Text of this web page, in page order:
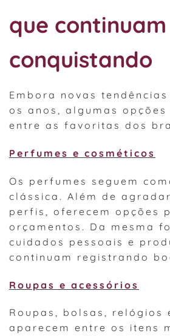
que continuam
conquistando
Embora novas
os anos, algumas opções
entre as favoritas dos
Perfumes e cosméticos
Os perfumes seguem
clássica. Além de
perfis, oferecem opções
orçamentos. Da mesma
cuidados pessoais e
continuam registrando
Roupas e acessórios
Roupas, bolsas, relógios
aparecem entre os itens